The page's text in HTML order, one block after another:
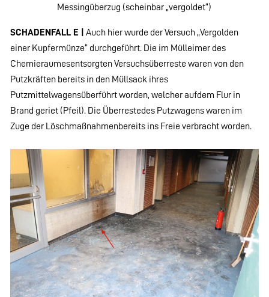
Messingüberzug (scheinbar „vergoldet“)
SCHADENFALL E |
Auch hier wurde der Versuch „Vergolden
einer Kupfermünze“ durchgeführt. Die im Mülleimer des
Chemieraumesentsorgten Versuchsüberreste waren von den
Putzkräften bereits in den Müllsack ihres
Putzmittelwagensüberführt worden, welcher aufdem Flur in
Brand geriet (Pfeil). Die Überrestedes Putzwagens waren im
Zuge der Löschmaßnahmenbereits ins Freie verbracht worden.